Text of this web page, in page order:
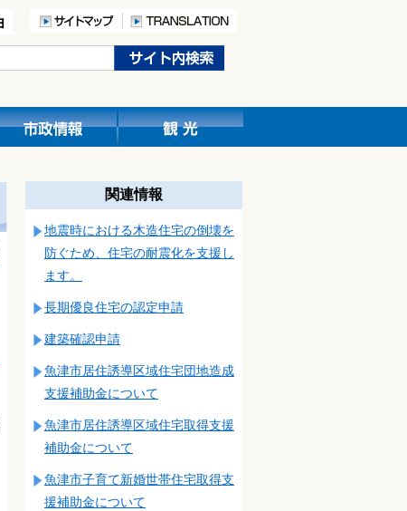
関連情報
地震時における木造住宅の倒壊を
防ぐため、住宅の耐震化を支援し
ます。
長期優良住宅の認定申請
建築確認申請
魚津市居住誘導区域住宅団地造成
支援補助金について
魚津市居住誘導区域住宅取得支援
補助金について
魚津市子育て新婚世帯住宅取得支
援補助金について